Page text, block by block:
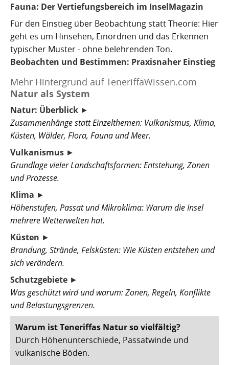
Fauna: Der Vertiefungsbereich im InselMagazin
Für den Einstieg über Beobachtung statt Theorie: Hier
geht es um Hinsehen, Einordnen und das Erkennen
typischer Muster - ohne belehrenden Ton.
Beobachten und Bestimmen: Praxisnaher Einstieg
Mehr Hintergrund auf TeneriffaWissen.com
Natur als System
Natur: Überblick ►
Zusammenhänge statt Einzelthemen: Vulkanismus, Klima,
Küsten, Wälder, Flora, Fauna und Meer.
Vulkanismus ►
Grundlage vieler Landschaftsformen: Entstehung, Zonen
und Prozesse.
Klima ►
Höhenstufen, Passat und Mikroklima: Warum die Insel
mehrere Wetterwelten hat.
Küsten ►
Brandung, Strände, Felsküsten: Wie Küsten entstehen und
sich verändern.
Schutzgebiete ►
Was geschützt wird und warum: Zonen, Regeln, Konflikte
und Belastungsgrenzen.
Warum ist Teneriffas Natur so vielfältig?
Durch Höhenunterschiede, Passatwinde und
vulkanische Böden.